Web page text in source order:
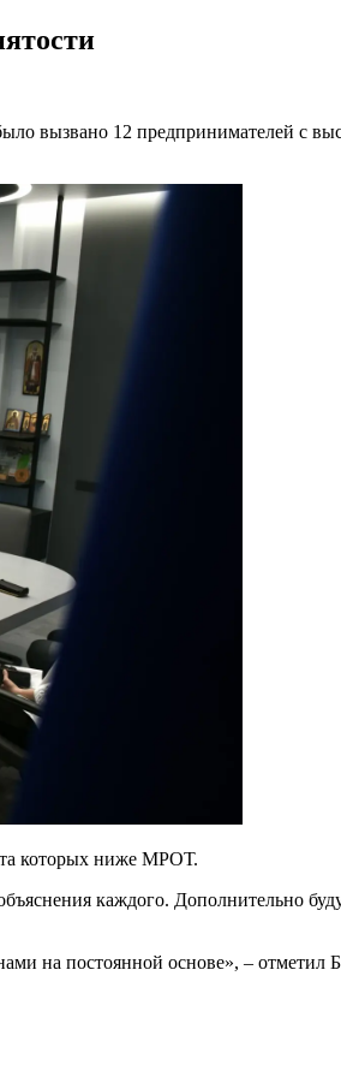
вызвано 12 предпринимателей с
которых ниже МРОТ.
каждого. Дополнительно
на постоянной основе», – отметил